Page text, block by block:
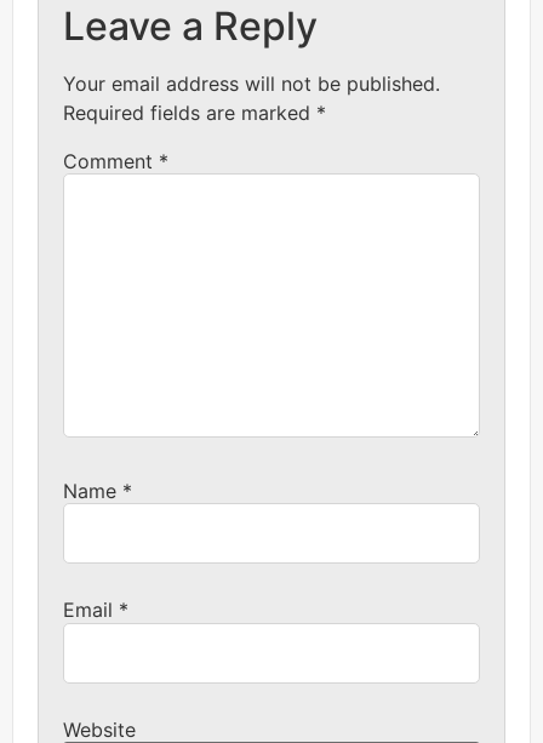
Leave a Reply
Your email address will not be published.
Required fields are marked *
Comment *
Name *
Email *
Website